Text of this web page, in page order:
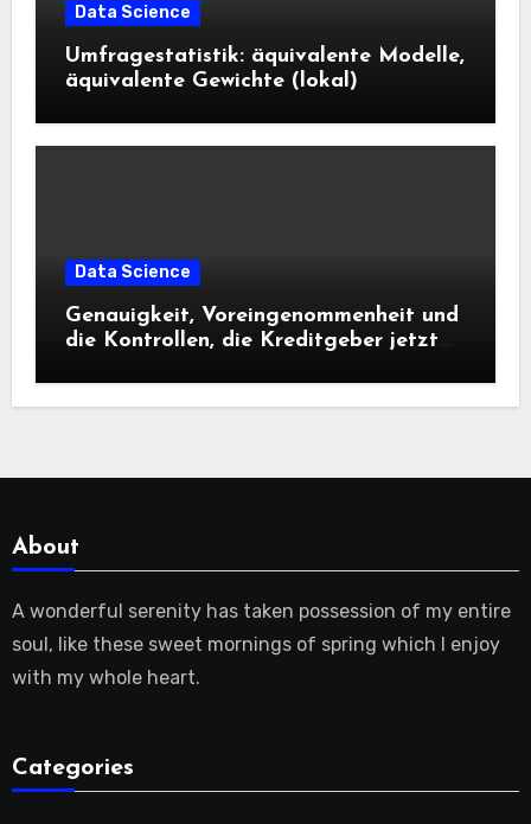
Data Science
Umfragestatistik: äquivalente Modelle,
äquivalente Gewichte (lokal)
Data Science
Genauigkeit, Voreingenommenheit und
die Kontrollen, die Kreditgeber jetzt
About
A wonderful serenity has taken possession of my entire
soul, like these sweet mornings of spring which I enjoy
with my whole heart.
Categories